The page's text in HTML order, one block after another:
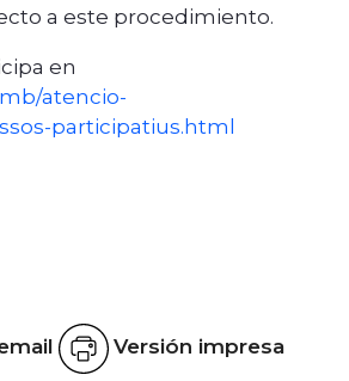
a este procedimiento.
en
atencio-
participatius.html
Versión impresa